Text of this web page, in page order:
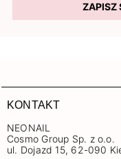
ZAPISZ
KONTAKT
NEONAIL
Cosmo Group Sp. z o.o.
ul. Dojazd 15, 62-090